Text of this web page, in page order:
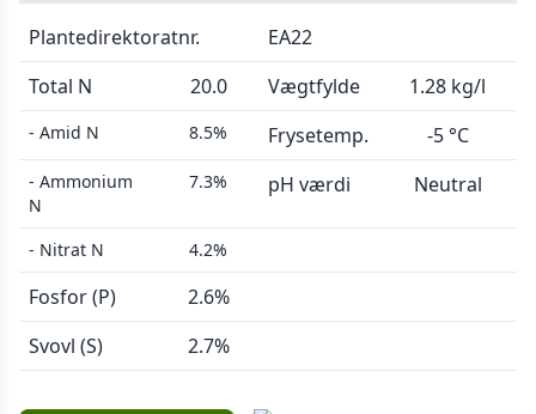
Plantedirektoratnr.
EA22
Total N
20.0 Vægtfylde 1.28 kg/l
- Amid N 8.5% Frysetemp. -5 °C
- Ammonium
N
7.3% pH værdi Neutral
- Nitrat N 4.2%
Fosfor (P)
2.6%
Svovl (S)
2.7%